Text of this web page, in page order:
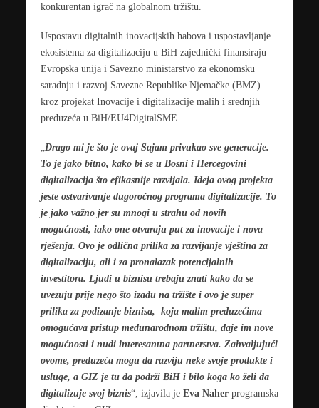
konkurentan igrač na globalnom tržištu.
Uspostavu digitalnih inovacijskih habova i uspostavljanje
ekosistema za digitalizaciju u BiH zajednički finansiraju
Evropska unija i Savezno ministarstvo za ekonomsku
saradnju i razvoj Savezne Republike Njemačke (BMZ)
kroz projekat Inovacije i digitalizacije malih i srednjih
preduzeća u BiH/EU4DigitalSME.
Drago mi je što je ovaj Sajam privukao sve generacije.
To je jako bitno, kako bi se u Bosni i Hercegovini
digitalizacija što efikasnije razvijala. Ideja ovog projekta
jeste ostvarivanje dugoročnog programa digitalizacije. To
je jako važno jer su mnogi u strahu od novih
mogućnosti, iako one otvaraju put za inovacije i nova
rješenja. Ovo je odlična prilika za razvijanje vještina za
digitalizaciju, ali i za pronalazak potencijalnih
investitora. Ljudi u biznisu trebaju znati kako da se
uvezuju prije nego što izađu na tržište i ovo je super
prilika za podizanje biznisa, koja malim preduzećima
omogućava pristup međunarodnom tržištu, daje im nove
mogućnosti i nudi interesantna partnerstva. Zahvaljujući
ovome, preduzeća mogu da razviju neke svoje produkte i
usluge, a GIZ je tu da podrži BiH i bilo koga ko želi da
digitalizuje svoj biznis“, izjavila je Eva Naherprogramska